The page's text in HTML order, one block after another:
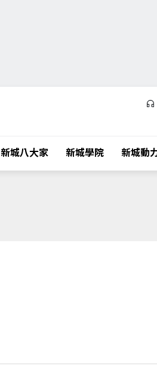
新城八大家 新城學院 新城動